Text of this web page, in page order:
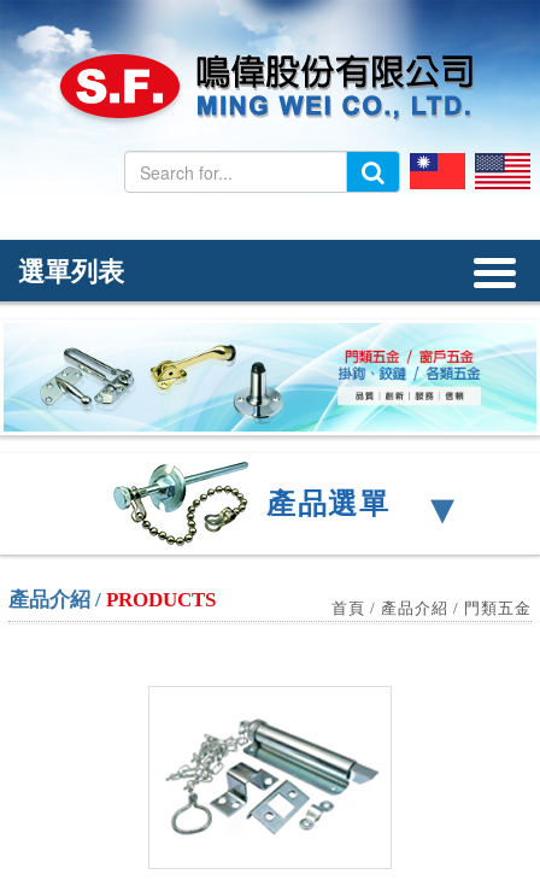
公司簡介
產品介紹
選單列表
產品選單 ▾
產品介紹 / PRODUCTS 首頁 / 產品介紹 / 門類五金